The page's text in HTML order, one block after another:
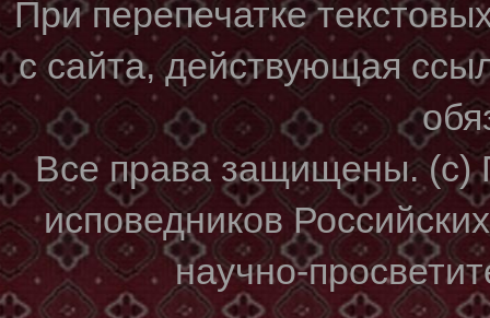
При перепечатке
с сайта, действующая
Все права защищены. (с)
исповедников
научно-